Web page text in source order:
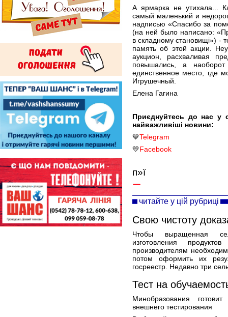
А ярмарка не утихала...
самый маленький и
надписью «Спасибо за
(на ней было написано:
в складному становищі») -
память об этой акции.
аукцион, расхваливая
повышались, а
единственное место, где
Игрушечный.
Елена Гагина
Приєднуйтесь до нас у
найважливіші новини:
💙Telegram
💛Facebook
п»ї
читайте у цій рубриці
Свою чистоту
Чтобы выращенная
изготовления
производителям
потом оформить их
госреестр. Недавно три
Тест на
Минобразования
внешнего тестирования